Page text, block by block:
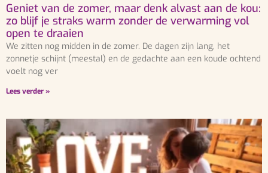
Geniet van de zomer, maar denk alvast aan de kou:
zo blijf je straks warm zonder de verwarming vol
open te draaien
We zitten nog midden in de zomer. De dagen zijn lang, het
zonnetje schijnt (meestal) en de gedachte aan een koude ochtend
voelt nog ver
Lees verder »